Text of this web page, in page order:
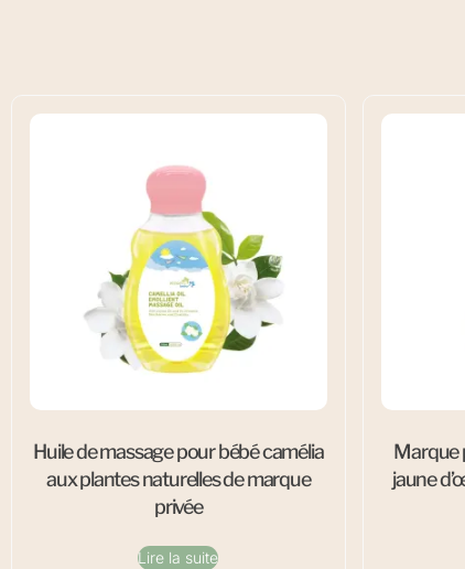
Huile de massage pour bébé camélia
aux plantes naturelles de marque
privée
Lire la suite
Marque
jaune